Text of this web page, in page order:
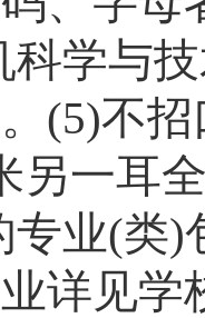
科学与
(5)不招
另一耳
专业(类)
详见学